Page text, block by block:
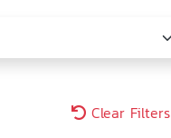
Clear Filters